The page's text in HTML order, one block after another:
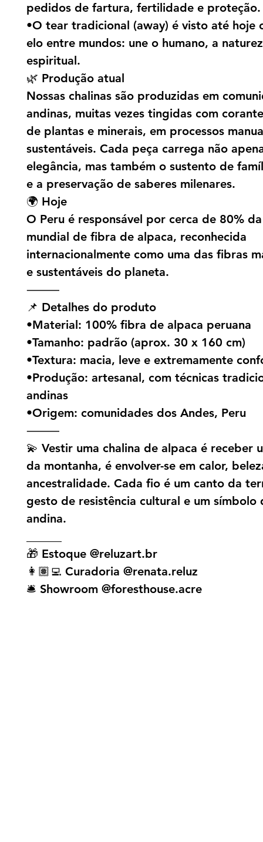
pedidos de fartura, fertilidade e proteção.
•O tear tradicional (away) é visto até hoje
elo entre mundos: une o humano, a
espiritual.
🌿 Produção atual
Nossas chalinas são produzidas em
andinas, muitas vezes tingidas com
de plantas e minerais, em processos
sustentáveis. Cada peça carrega não
elegância, mas também o sustento de
e a preservação de saberes milenares.
🌍 Hoje
O Peru é responsável por cerca de 80%
mundial de fibra de alpaca, reconhecida
internacionalmente como uma das fibras
e sustentáveis do planeta.
⸻
📌 Detalhes do produto
•Material: 100% fibra de alpaca peruana
•Tamanho: padrão (aprox. 30 x 160 cm)
•Textura: macia, leve e extremamente
•Produção: artesanal, com técnicas
andinas
•Origem: comunidades dos Andes, Peru
⸻
💫 Vestir uma chalina de alpaca é receber
da montanha, é envolver-se em calor,
ancestralidade. Cada fio é um canto da
gesto de resistência cultural e um símbolo
andina.
🎁 Estoque @reluzart.br
👩🏽‍💻 Curadoria @renata.reluz
🛎️ Showroom @foresthouse.acre